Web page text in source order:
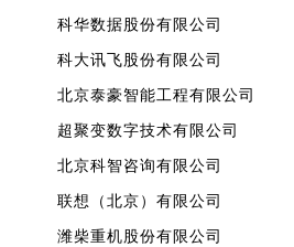
科华数据股份有限公司
科大讯飞股份有限公司
北京泰豪智能工程有限公司
超聚变数字技术有限公司
北京科智咨询有限公司
联想（北京）有限公司
潍柴重机股份有限公司